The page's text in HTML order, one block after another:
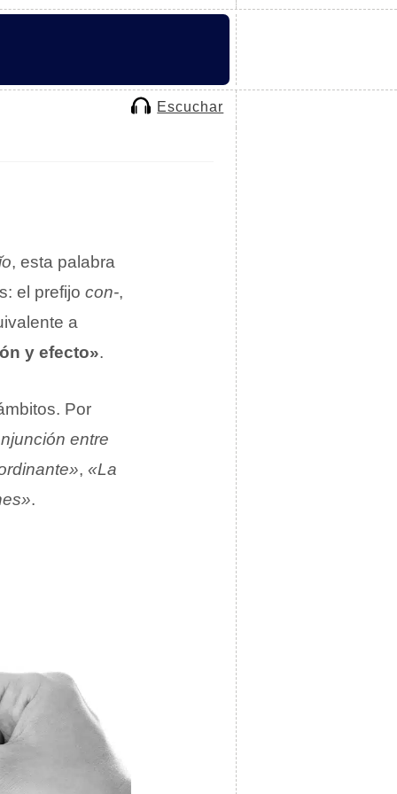
Escuchar
, esta palabra
el prefijo con-,
a
y efecto».
Por
entre
, «La
.